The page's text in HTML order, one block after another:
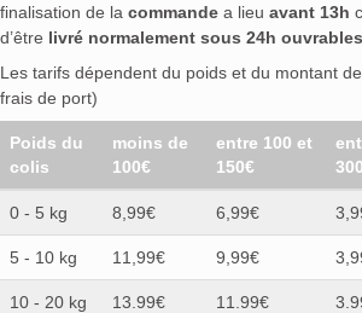
finalisation de la commande a lieu avant 13h
d’être livré normalement sous 24h
Les tarifs dépendent du poids et du montant
frais de port)
Poids du
colis
moins de
100€
entre 100 et
150€
0 - 5 kg 8,99€ 6,99€
5 - 10 kg 11,99€ 9,99€
10 - 20 kg 13.99€ 11.99€